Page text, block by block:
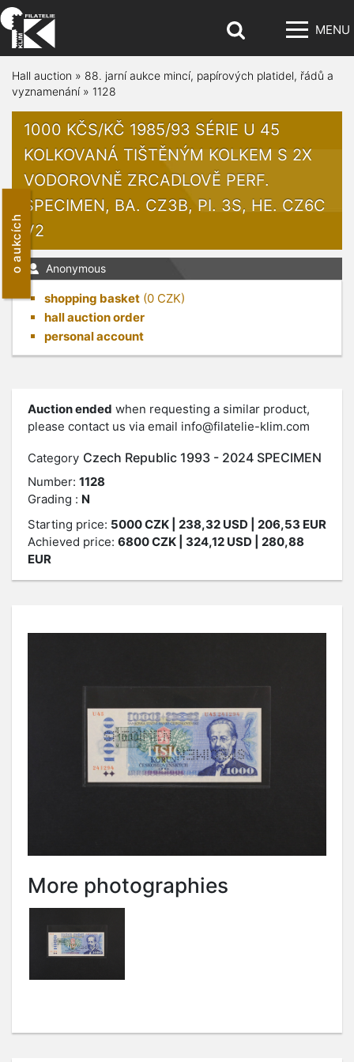
MENU
o aukcích
Hall auction » 88. jarní aukce mincí, papírových platidel, řádů a
vyznamenání» 1128
1000 KČS/KČ 1985/93 SÉRIE U 45
KOLKOVANÁ TIŠTĚNÝM KOLKEM S 2X
VODOROVNĚ ZRCADLOVĚ PERF.
SPECIMEN, BA. CZ3B, PI. 3S, HE. CZ6C
V2
Anonymous
shopping basket (0 CZK)
hall auction order
personal account
Auction ended when requesting a similar product,
please contact us via email info@filatelie-klim.com
Category Czech Republic 1993 - 2024 SPECIMEN
Number: 1128
Grading : N
Starting price: 5000CZK | 238,32 USD | 206,53 EUR
Achieved price: 6800CZK | 324,12 USD | 280,88
EUR
More photographies